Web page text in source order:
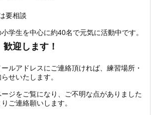
要相談
学生を中心に約40名で元気に活動中です。
迎します！
ルアドレスにご連絡頂ければ、練習場所・
せいたします。
ジをご覧になり、ご不明な点がありました
ご連絡願いします。